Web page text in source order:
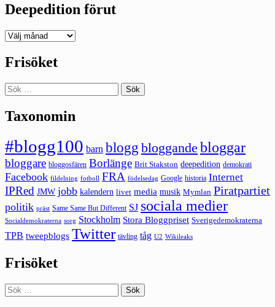
Deepedition förut
Deepedition
Frisöket
Sök
efter:
Taxonomin
#blogg100 barn blogg bloggande bloggar
bloggare bloggosfären Borlänge Brit Stakston deepedition demokrati
Facebook fildelning fotboll FRA födelsedag Google historia Internet
IPRed JMW jobb kalendern livet media musik Mymlan Piratpartiet
politik präst Same Same But Different SJ sociala medier
Socialdemokraterna sorg Stockholm Stora Bloggpriset Sverigedemokraterna
TPB tweepblogs Twitter tävling tåg U2 Wikileaks
Frisöket
Sök
efter: